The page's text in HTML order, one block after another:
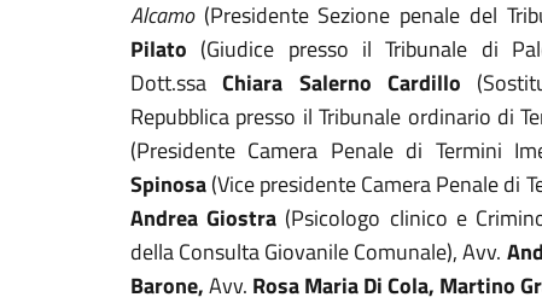
Alcamo(Presidente Sezione penale del
Pilato (Giudice presso il Tribunale di
Dott.ssaChiara Salerno Cardillo
Repubblica presso il Tribunale ordinario di
(Presidente Camera Penale di Termini
Spinosa(Vice presidente Camera Penale di
Andrea Giostra (Psicologo clinico e
della Consulta Giovanile Comunale), Avv.
Barone,Avv. Rosa Maria Di Cola, Martino